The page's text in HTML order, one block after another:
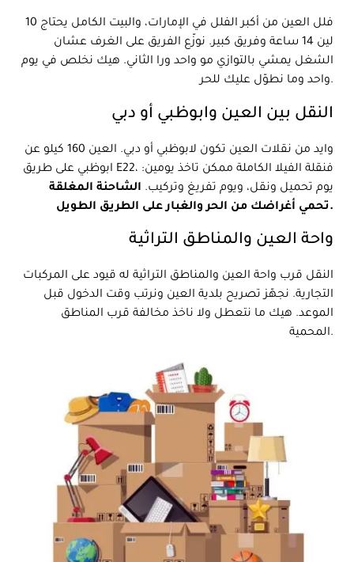
فلل العين من أكبر الفلل في الإمارات، والبيت الكامل يحتاج 10
لين 14 ساعة وفريق كبير. نوزّع الفريق على الغرف عشان
الشغل يمشي بالتوازي مو واحد ورا الثاني. هيك نخلص في يوم
واحد وما نطوّل عليك للحر.
النقل بين العين وابوظبي أو دبي
وايد من نقلات العين تكون لابوظبي أو دبي. العين 160 كيلو عن
ابوظبي على طريق E22، فنقلة الفيلا الكاملة ممكن تاخذ يومين:
يوم تحميل ونقل، ويوم تفريغ وتركيب. الشاحنة المغلقة
تحمي أغراضك من الحر والغبار على الطريق الطويل.
واحة العين والمناطق التراثية
النقل قرب واحة العين والمناطق التراثية له قيود على المركبات
التجارية. نجهّز تصريح بلدية العين ونرتب وقت الدخول قبل
الموعد. هيك ما نتعطل ولا ناخذ مخالفة قرب المناطق
المحمية.